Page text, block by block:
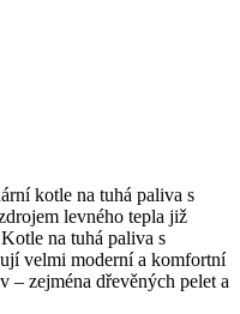
kotle na tuhá paliva s
levného tepla již
na tuhá paliva s
velmi moderní a komfortní
zejména dřevěných pelet a